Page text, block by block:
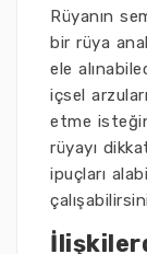
Rüyanın
bir rüya
ele
içsel
etme
rüyayı
ipuçları